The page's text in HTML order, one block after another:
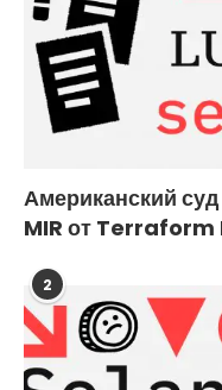
Американский
MIR от Terraform
2